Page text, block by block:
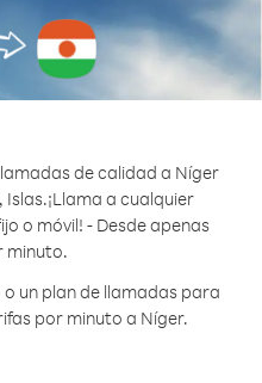
de calidad a Níger
Islas.¡Llama a cualquier
o móvil! - Desde apenas
minuto.
un plan de llamadas para
por minuto a Níger.